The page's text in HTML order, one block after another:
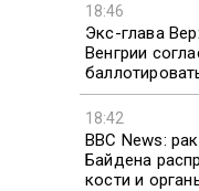
18:46
Экс-глава
Венгрии
18:42
BBC News:
Байдена
кости и